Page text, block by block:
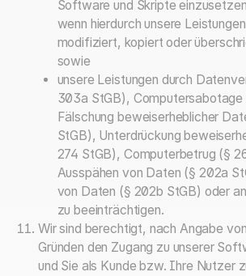
Software und Skripte
wenn hierdurch unsere
modifiziert, kopiert oder
sowie
unsere Leistungen durch
303a StGB),
Fälschung beweiserheblicher
StGB), Unterdrückung
274 StGB), Computerbetrug (§
Ausspähen von Daten (§ 202a
von Daten (§ 202b StGB) oder
zu beeinträchtigen.
Wir sind berechtigt, nach Angabe
Gründen den Zugang zu unserer
und Sie als Kunde bzw. Ihre Nutzer